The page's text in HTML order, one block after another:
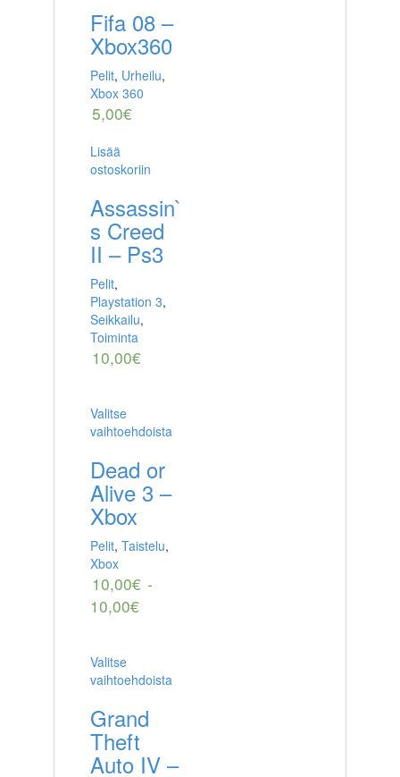
Fifa 08 –
Xbox360
Pelit, Urheilu,
Xbox 360
5,00€
Lisää
ostoskoriin
Assassin`
s Creed
II – Ps3
Pelit,
Playstation 3,
Seikkailu,
Toiminta
10,00€
Valitse
vaihtoehdoista
Dead or
Alive 3 –
Xbox
Pelit, Taistelu,
Xbox
10,00€ -
10,00€
Valitse
vaihtoehdoista
Grand
Theft
Auto IV –